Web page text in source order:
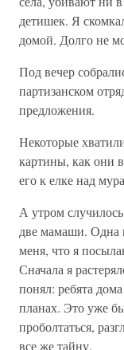
детишек. Я
домой. Долго не
Под вечер
партизанском
предложения.
Некоторые
картины, как они
его к елке над
А утром
две мамаши. Одна
меня, что я
Сначала я
понял: ребята
планах. Это уже
проболтаться,
все же тайну.